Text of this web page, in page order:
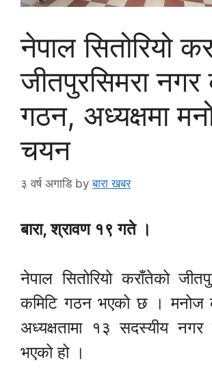
नेपाल सितोरियो
जीतपुरसिमरा नगर
गठन, अध्यक्षमा
चयन
३ वर्ष अगाडि byबारा खबर
बारा, श्रावण १९ गते ।
नेपाल सितोरियो कराँतेको
कमिटि गठन भएको छ । मनोज
अध्यक्षतामा १३ सदस्यीय
भएको हो ।